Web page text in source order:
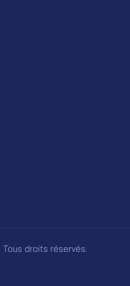
droits réservés.